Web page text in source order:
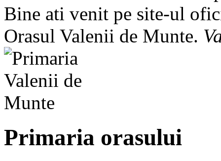
Bine ati venit pe site-ul
Orasul Valenii de Munte.
Primaria orasului